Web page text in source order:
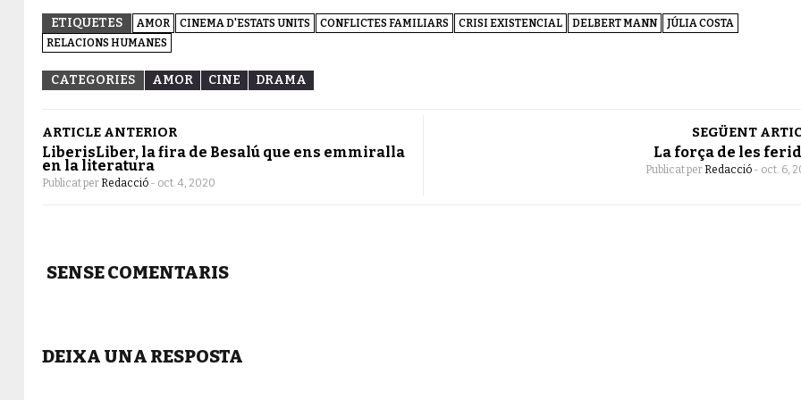
ETIQUETES AMOR CINEMA D'ESTATS UNITS CONFLICTES FAMILIARS CRISI EXISTENCIAL DELBERT MANN
JÚLIA COSTA
RELACIONS HUMANES
CATEGORIES AMOR CINE DRAMA
ARTICLE ANTERIOR
LiberisLiber, la fira de Besalú que ens emmiralla
en la literatura
Publicat per Redacció - oct. 4, 2020
SEGÜENT
La força de les
Publicat per Redacció - oct. 6,
SENSE COMENTARIS
DEIXA UNA RESPOSTA